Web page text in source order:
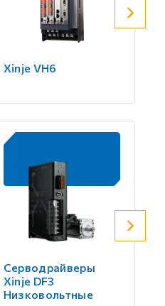
Xinje VH6
Серводрайверы
Xinje DF3
Низковольтные